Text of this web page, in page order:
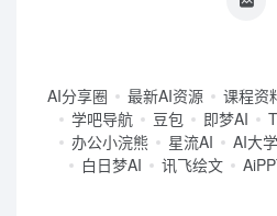
AI分享圈 最新AI资源 课程资
学吧导航
豆包 即梦AI
办公小浣熊
星流AI AI大
白日梦AI
讯飞绘文